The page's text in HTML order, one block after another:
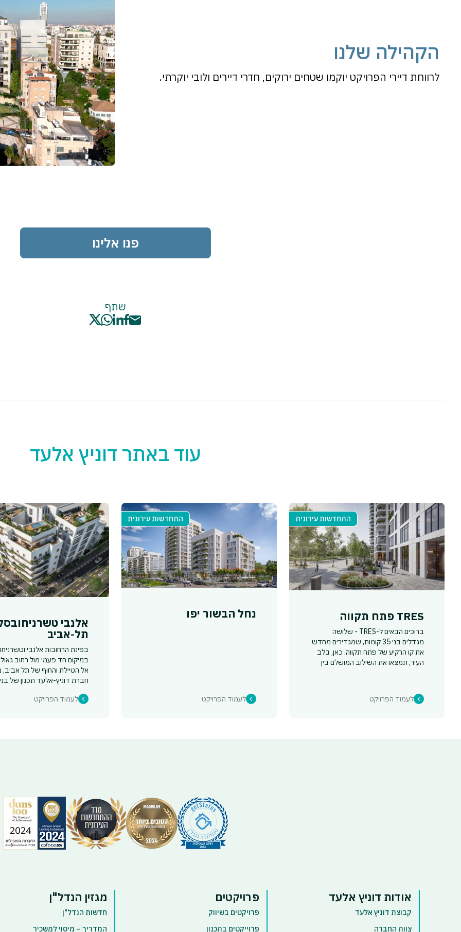
הקהילה שלנו
לרווחת דיירי הפרויקט יוקמו שטחים ירוקים, חדרי דיירים ולובי יוקרתי.
פנו אלינו
שתף
עוד באתר דוניץ אלעד
התחדשות עירונית
TRES פתח תקווה
ברוכים הבאים ל-TRES - שלושה
מגדלים בני 35 קומות, שמגדירים מחדש
את קו הרקיע של פתח תקווה. כאן, בלב
העיר, תמצאו את השילוב המושלם בין
חדרים, דירות גן ופנטהאוזים גבוהים מעל
כולם - הכל בעיצוב עכשווי, חווייתי ומוכן
לעמוד הפרויקט
התחדשות עירונית
נחל הבשור יפו
לעמוד הפרויקט
אלנבי
תל-אביב
בפינת הרחובות אלנבי
במיקום חד פעמי מול רחוב
אל הטיילת והחוף של תל
חברת דוניץ-אלעד תכנון של
לעמוד הפרויקט
אודות דוניץ אלעד
קבוצת דוניץ אלעד
צוות החברה
פרויקטים
פרויקטים בשיווק
פרוייקטים בתכנון
מגזין הנדל"ן
חדשות הנדל"ן
המדריך – מיסוי למשכיר